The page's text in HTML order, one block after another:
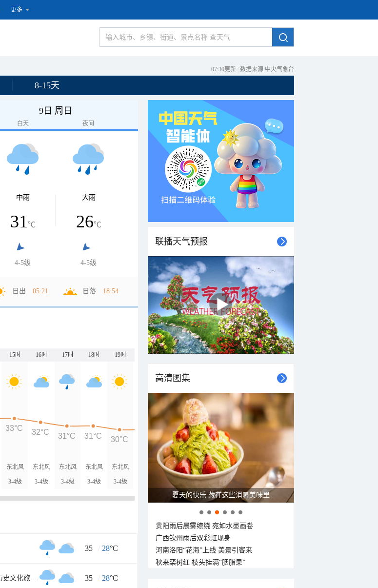
更多
07:30更新 数据来源 中央气象台
8-15天
9日 周日
白天 夜间
中雨
31℃
4-5级
大雨
26℃
4-5级
日出 05:21 日落 18:54
15时 16时 17时 18时 19时 20时 21时 22时 23时 00时 01时
东北风
3-4级
东北风
3-4级
东北风
3-4级
东北风
3-4级
东北风
3-4级
东北风
3-4级
东北风
3-4级
东北风
3-4级
北风
3-4级
北风
3-4级
33°C 32°C 31°C 31°C 30°C 30°C 29°C 29°C 29°C
35 / 28°C
东关历史文化旅游区 35 / 28°C
联播天气预报
高清图集
夏天的快乐 藏在这些消暑美味里
贵阳雨后晨雾缭绕 宛如水墨画卷
广西钦州雨后双彩虹现身
河南洛阳“花海”上线 美景引客来
秋来栾树红 枝头挂满“胭脂果”